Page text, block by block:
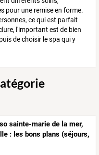
pour une remise en forme.
ce qui est parfait
l'important est de bien
de choisir le spa qui y
sainte-marie de la mer,
: les bons plans (séjours,